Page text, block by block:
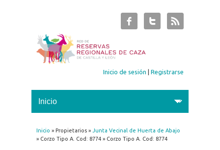
Inicio de sesión |Registrarse
Se encuentra usted aquí
Inicio » Propietarios » Junta Vecinal de Huerta de Abajo
» Corzo Tipo A. Cod: 8774 » Corzo Tipo A. Cod: 8774